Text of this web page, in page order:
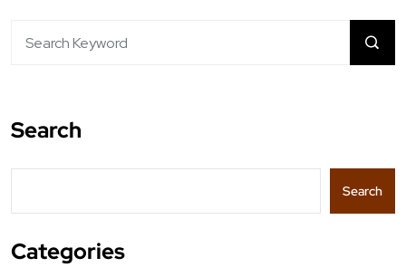
Search
Search
Categories